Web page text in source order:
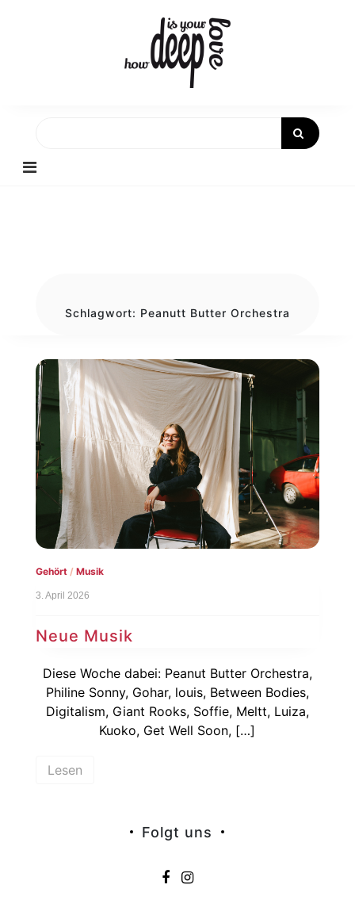
Schlagwort: Peanutt Butter Orchestra
Gehört/ Musik
3. April 2026
Neue Musik
Diese Woche dabei: Peanut Butter Orchestra,
Philine Sonny, Gohar, louis, Between Bodies,
Digitalism, Giant Rooks, Soffie, Meltt, Luiza,
Kuoko, Get Well Soon, […]
Lesen
Folgt uns